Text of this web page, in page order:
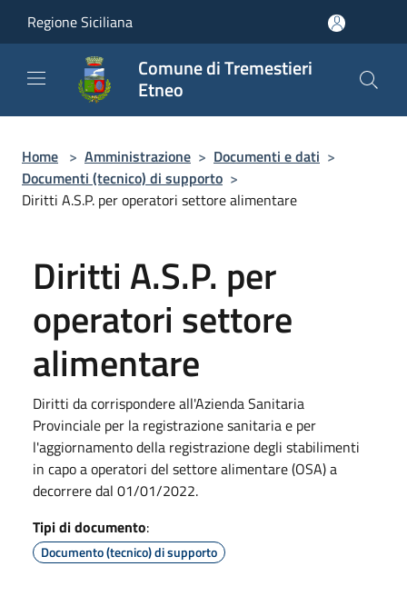
Regione Siciliana
Comune di Tremestieri
Etneo
Home > Amministrazione > Documenti e dati >
Documenti (tecnico) di supporto >
Diritti A.S.P. per operatori settore alimentare
Diritti A.S.P. per
operatori settore
alimentare
Diritti da corrispondere all'Azienda Sanitaria
Provinciale per la registrazione sanitaria e per
l'aggiornamento della registrazione degli stabilimenti
in capo a operatori del settore alimentare (OSA) a
decorrere dal 01/01/2022.
Tipi di documento:
Documento (tecnico) di supporto